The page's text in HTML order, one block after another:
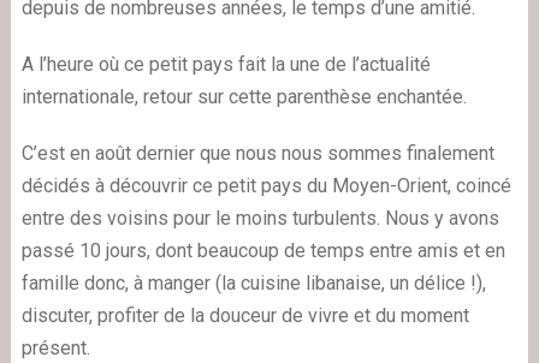
depuis de nombreuses années, le temps d’une amitié.
A l’heure où ce petit pays fait la une de l’actualité
internationale, retour sur cette parenthèse enchantée.
C’est en août dernier que nous nous sommes finalement
décidés à découvrir ce petit pays du Moyen-Orient, coincé
entre des voisins pour le moins turbulents. Nous y avons
passé 10 jours, dont beaucoup de temps entre amis et en
famille donc, à manger (la cuisine libanaise, un délice !),
discuter, profiter de la douceur de vivre et du moment
présent.